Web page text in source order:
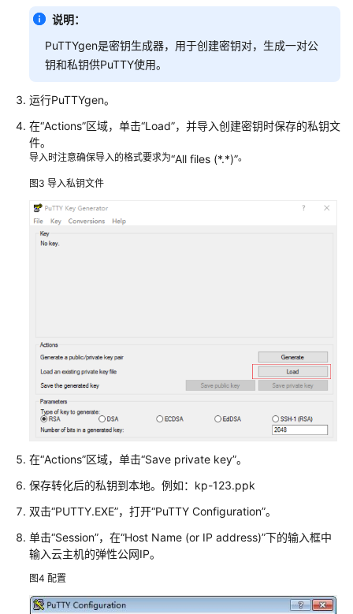
述
通
过
CloudShell
登
录
系
Flexus
L
实
VNC
录
Flexus
L
通
SSH
密
钥
式
说明：
PuTTYgen是密钥生成器，用于创建密钥对，生成一对公
钥和私钥供PuTTY使用。
运行PuTTYgen。
在“Actions”区域，单击“Load”，并导入创建密钥时保存的私钥文
件。
导入时注意确保导入的格式要求为“All files (*.*)”。
图3 导入私钥文件
在“Actions”区域，单击“Save private key”。
保存转化后的私钥到本地。例如：kp-123.ppk
双击“PUTTY.EXE”，打开“PuTTY Configuration”。
单击“Session”，在“Host Name (or IP address)”下的输入框中
输入云主机的弹性公网IP。
图4 配置